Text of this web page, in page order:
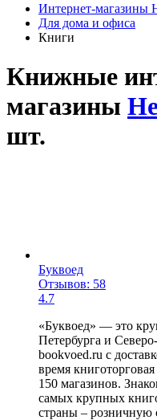
Интернет-магазины
Для дома и офиса
Книги
Книжные
магазины
шт.
Буквоед
Отзывов: 58
4.7
«Буквоед» — это
Петербурга и
bookvoed.ru с
время
150 магазинов.
самых крупных
страны – розничную